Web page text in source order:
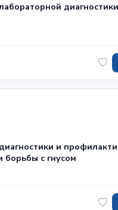
диагностики
и
борьбы с гнусом